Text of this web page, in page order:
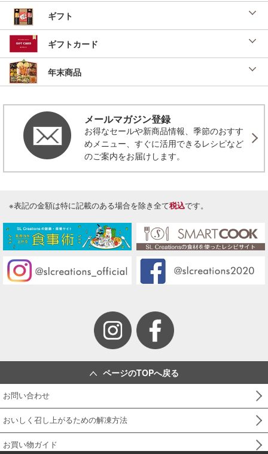
ギフト
ギフトカード
年末商品
メールマガジン登録
お得なセールや新商品情報、季節のおすす
めメニュー、すぐに活用できるレシピなど
のご案内をお届けします。
※表記の金額は特に記載のある場合を除き全て税込です。
ページのTOPへ戻る
お問い合わせ
おいしく召し上がるための解凍方法
お買い物ガイド